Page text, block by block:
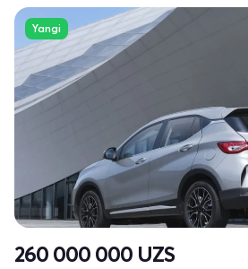
Yangi
260 000 000 UZS